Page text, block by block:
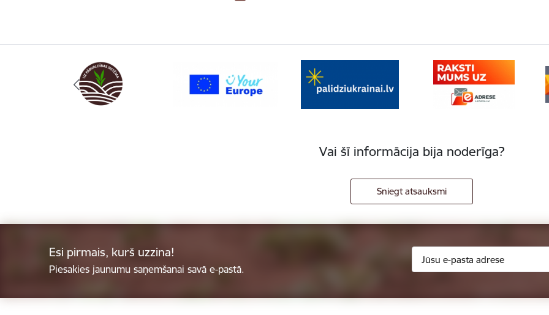
Vai šī informācija bija noderīga?
Sniegt atsauksmi
Esi pirmais, kurš uzzina!
Piesakies jaunumu saņemšanai savā e-pastā.